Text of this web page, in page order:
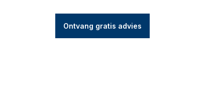
Ontvang gratis advies